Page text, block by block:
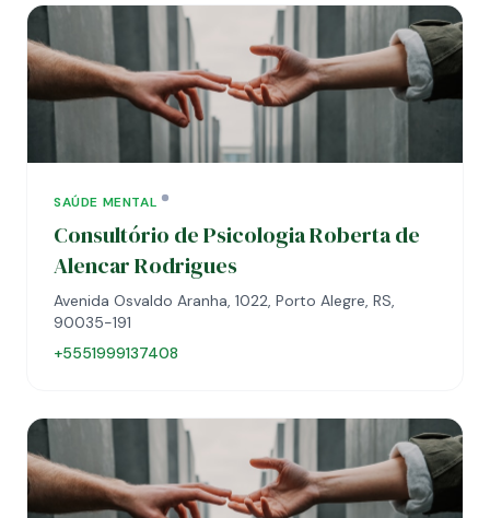
SAÚDE MENTAL
Consultório de Psicologia Roberta de
Alencar Rodrigues
Avenida Osvaldo Aranha, 1022, Porto Alegre, RS,
90035-191
+5551999137408